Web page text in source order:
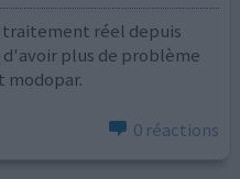
traitement réel depuis
d'avoir plus de problème
0 réactions